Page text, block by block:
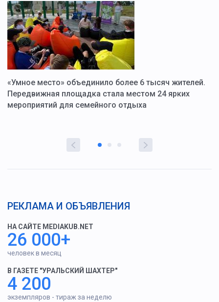
«Умное место» объединило более 6 тысяч жителей.
Передвижная площадка стала местом 24 ярких
мероприятий для семейного отдыха
РЕКЛАМА И ОБЪЯВЛЕНИЯ
НА САЙТЕ MEDIAKUB.NET
26 000+
человек в месяц
В ГАЗЕТЕ "УРАЛЬСКИЙ ШАХТЕР"
4 200
экземпляров - тираж за неделю